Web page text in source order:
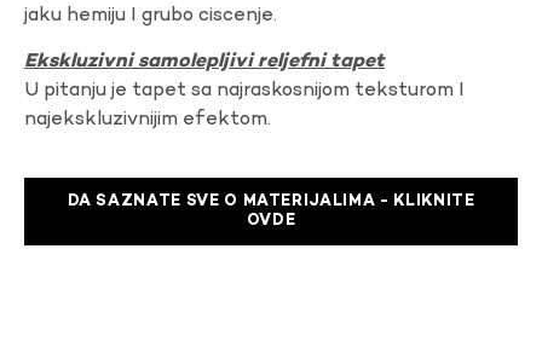
jaku hemiju I grubo ciscenje.
Ekskluzivni samolepljivi reljefni tapet
U pitanju je tapet sa najraskosnijom teksturom I
najekskluzivnijim efektom.
DA SAZNATE SVE O MATERIJALIMA - KLIKNITE
OVDE